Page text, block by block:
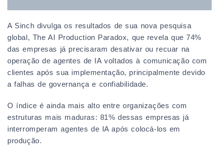
A Sinch divulga os resultados de sua nova pesquisa
global, The AI Production Paradox, que revela que 74%
das empresas já precisaram desativar ou recuar na
operação de agentes de IA voltados à comunicação com
clientes após sua implementação, principalmente devido
a falhas de governança e confiabilidade.
O índice é ainda mais alto entre organizações com
estruturas mais maduras: 81% dessas empresas já
interromperam agentes de IA após colocá-los em
produção.